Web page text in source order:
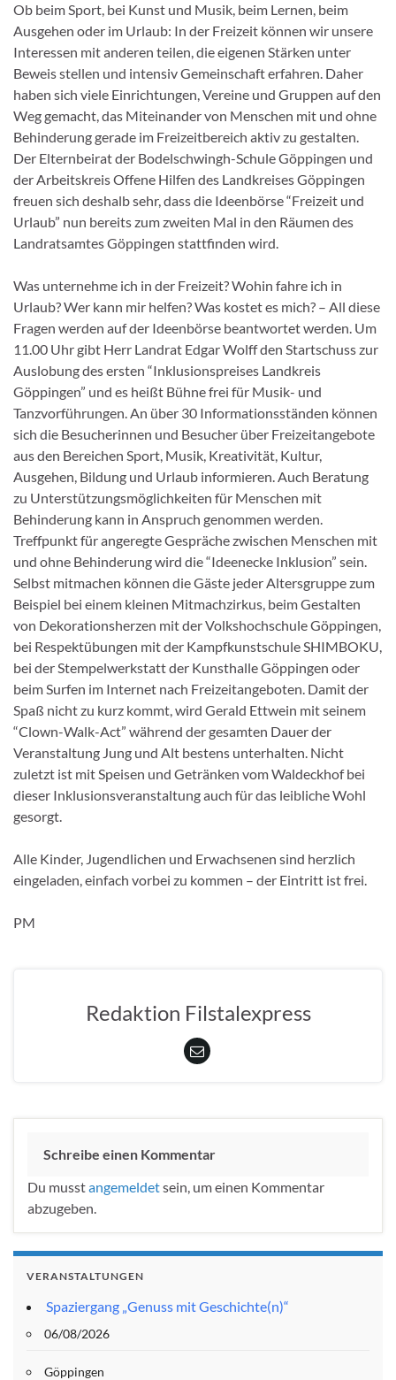
Ob beim Sport, bei Kunst und Musik, beim Lernen, beim
Ausgehen oder im Urlaub: In der Freizeit können wir unsere
Interessen mit anderen teilen, die eigenen Stärken unter
Beweis stellen und intensiv Gemeinschaft erfahren. Daher
haben sich viele Einrichtungen, Vereine und Gruppen auf den
Weg gemacht, das Miteinander von Menschen mit und ohne
Behinderung gerade im Freizeitbereich aktiv zu gestalten.
Der Elternbeirat der Bodelschwingh-Schule Göppingen und
der Arbeitskreis Offene Hilfen des Landkreises Göppingen
freuen sich deshalb sehr, dass die Ideenbörse “Freizeit und
Urlaub” nun bereits zum zweiten Mal in den Räumen des
Landratsamtes Göppingen stattfinden wird.
Was unternehme ich in der Freizeit? Wohin fahre ich in
Urlaub? Wer kann mir helfen? Was kostet es mich? – All diese
Fragen werden auf der Ideenbörse beantwortet werden. Um
11.00 Uhr gibt Herr Landrat Edgar Wolff den Startschuss zur
Auslobung des ersten “Inklusionspreises Landkreis
Göppingen” und es heißt Bühne frei für Musik- und
Tanzvorführungen. An über 30 Informationsständen können
sich die Besucherinnen und Besucher über Freizeitangebote
aus den Bereichen Sport, Musik, Kreativität, Kultur,
Ausgehen, Bildung und Urlaub informieren. Auch Beratung
zu Unterstützungsmöglichkeiten für Menschen mit
Behinderung kann in Anspruch genommen werden.
Treffpunkt für angeregte Gespräche zwischen Menschen mit
und ohne Behinderung wird die “Ideenecke Inklusion” sein.
Selbst mitmachen können die Gäste jeder Altersgruppe zum
Beispiel bei einem kleinen Mitmachzirkus, beim Gestalten
von Dekorationsherzen mit der Volkshochschule Göppingen,
bei Respektübungen mit der Kampfkunstschule SHIMBOKU,
bei der Stempelwerkstatt der Kunsthalle Göppingen oder
beim Surfen im Internet nach Freizeitangeboten. Damit der
Spaß nicht zu kurz kommt, wird Gerald Ettwein mit seinem
“Clown-Walk-Act” während der gesamten Dauer der
Veranstaltung Jung und Alt bestens unterhalten. Nicht
zuletzt ist mit Speisen und Getränken vom Waldeckhof bei
dieser Inklusionsveranstaltung auch für das leibliche Wohl
gesorgt.
Alle Kinder, Jugendlichen und Erwachsenen sind herzlich
eingeladen, einfach vorbei zu kommen – der Eintritt ist frei.
PM
Redaktion Filstalexpress
Schreibe einen Kommentar
Du musstangemeldetsein, um einen Kommentar
abzugeben.
VERANSTALTUNGEN
Spaziergang „Genuss mit Geschichte(n)“
06/08/2026
Göppingen